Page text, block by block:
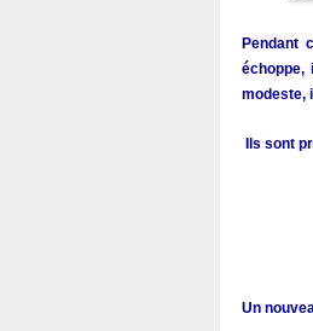
Pendant
échoppe,
modeste,
Ils sont
Un